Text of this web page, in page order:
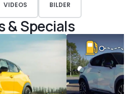
VIDEOS BILDER
& Specials